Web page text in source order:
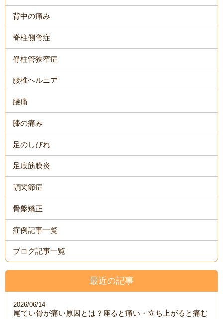
背中の痛み
脊柱側弯症
脊柱管狭窄症
腰椎ヘルニア
腰痛
膝の痛み
足のしびれ
足底筋膜炎
顎関節症
骨盤矯正
症例記事一覧
ブログ記事一覧
最近の記事
尾てい骨が痛い原因とは？座ると痛い・立ち上がると痛む
2026/06/14